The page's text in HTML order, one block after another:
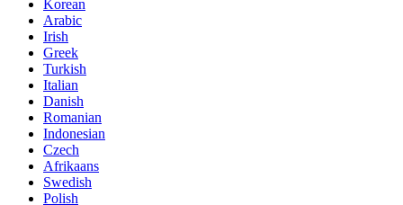
Korean
Arabic
Irish
Greek
Turkish
Italian
Danish
Romanian
Indonesian
Czech
Afrikaans
Swedish
Polish